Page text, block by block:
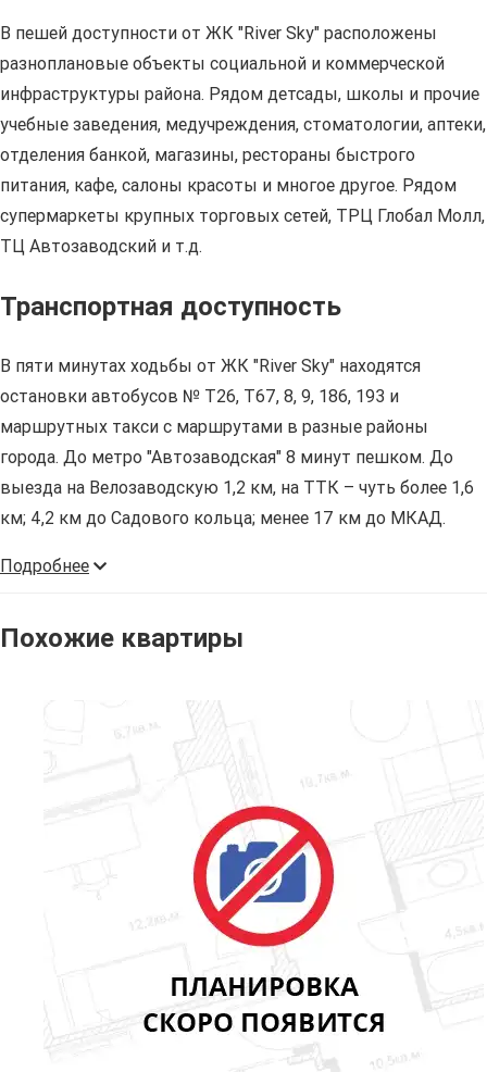
В пешей доступности от ЖК "River Sky" расположены
разноплановые объекты социальной и коммерческой
инфраструктуры района. Рядом детсады, школы и прочие
учебные заведения, медучреждения, стоматологии, аптеки,
отделения банкой, магазины, рестораны быстрого
питания, кафе, салоны красоты и многое другое. Рядом
супермаркеты крупных торговых сетей, ТРЦ Глобал Молл,
ТЦ Автозаводский и т.д.
Транспортная доступность
В пяти минутах ходьбы от ЖК "River Sky" находятся
остановки автобусов № Т26, Т67, 8, 9, 186, 193 и
маршрутных такси с маршрутами в разные районы
города. До метро "Автозаводская" 8 минут пешком. До
выезда на Велозаводскую 1,2 км, на ТТК – чуть более 1,6
км; 4,2 км до Садового кольца; менее 17 км до МКАД.
Подробнее
Похожие квартиры